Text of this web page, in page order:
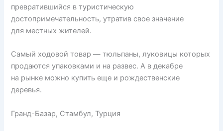
превратившийся в туристическую
достопримечательность, утратив свое значение
для местных жителей.
Самый ходовой товар — тюльпаны, луковицы которых
продаются упаковками и на развес. А в декабре
на рынке можно купить еще и рождественские
деревья.
Гранд-Базар, Стамбул, Турция